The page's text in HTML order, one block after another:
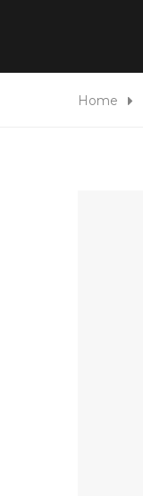
Home